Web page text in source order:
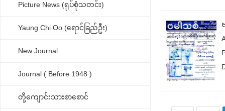
Picture News (ရုပ်စုံသတင်း)
Yaung Chi Oo (ရောင်ခြည်ဦး)
New Journal
Journal ( Before 1948 )
တို့ကျောင်းသားစာစောင်